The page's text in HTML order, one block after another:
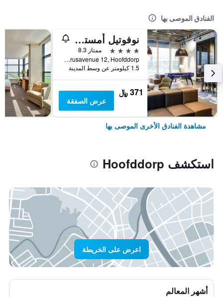
الفنادق الموصى بها
نوفوتيل أمستردام مطار سخيبول
4 نجوم
ممتاز 8.3
Taurusavenue 12, Hoofddorp, مقاطعة شمال هولندا, هولندا
1.5 كيلومتر عن وسط المدينة
371 ﷼
عرض الصفقة
مشاهدة الفنادق الأخرى الموصى بها
استكشف Hoofddorp
اعرض على الخريطة
أشهر المعالم